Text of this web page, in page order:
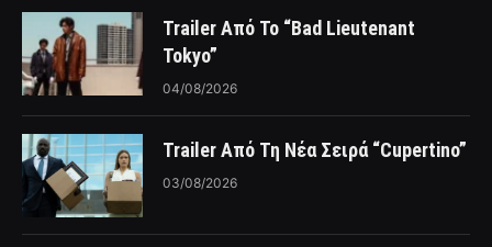
Trailer Από Το “Bad Lieutenant
Tokyo”
04/08/2026
Trailer Από Τη Νέα Σειρά “Cupertino”
03/08/2026